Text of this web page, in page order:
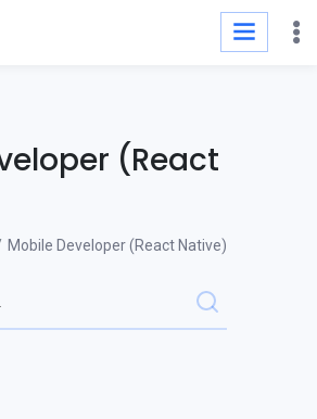
(React
Mobile Developer (React Native)